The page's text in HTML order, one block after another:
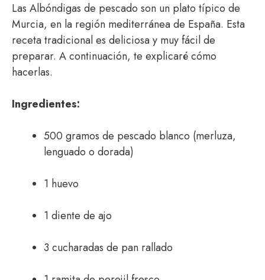
Las Albóndigas de pescado son un plato típico de
Murcia, en la región mediterránea de España. Esta
receta tradicional es deliciosa y muy fácil de
preparar. A continuación, te explicaré cómo
hacerlas.
Ingredientes:
500 gramos de pescado blanco (merluza,
lenguado o dorada)
1 huevo
1 diente de ajo
3 cucharadas de pan rallado